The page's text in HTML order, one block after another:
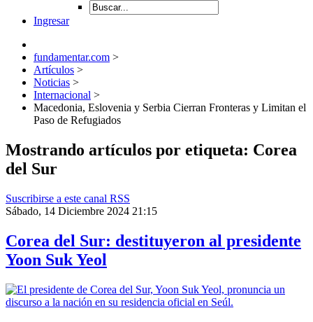
Ingresar
fundamentar.com >
Artículos >
Noticias >
Internacional >
Macedonia, Eslovenia y Serbia Cierran Fronteras y Limitan el
Paso de Refugiados
Mostrando artículos por etiqueta: Corea
del Sur
Suscribirse a este canal RSS
Sábado, 14 Diciembre 2024 21:15
Corea del Sur: destituyeron al presidente
Yoon Suk Yeol